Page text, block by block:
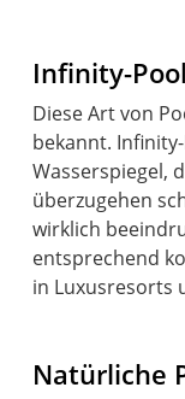
Infinity-
Diese Art von
bekannt.
Wasserspiegel,
überzugehen
wirklich
entsprechend
in Luxusresorts
Natürliche